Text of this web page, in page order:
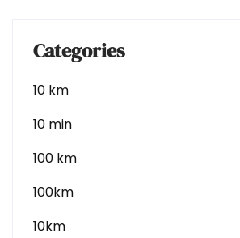
Categories
10 km
10 min
100 km
100km
10km